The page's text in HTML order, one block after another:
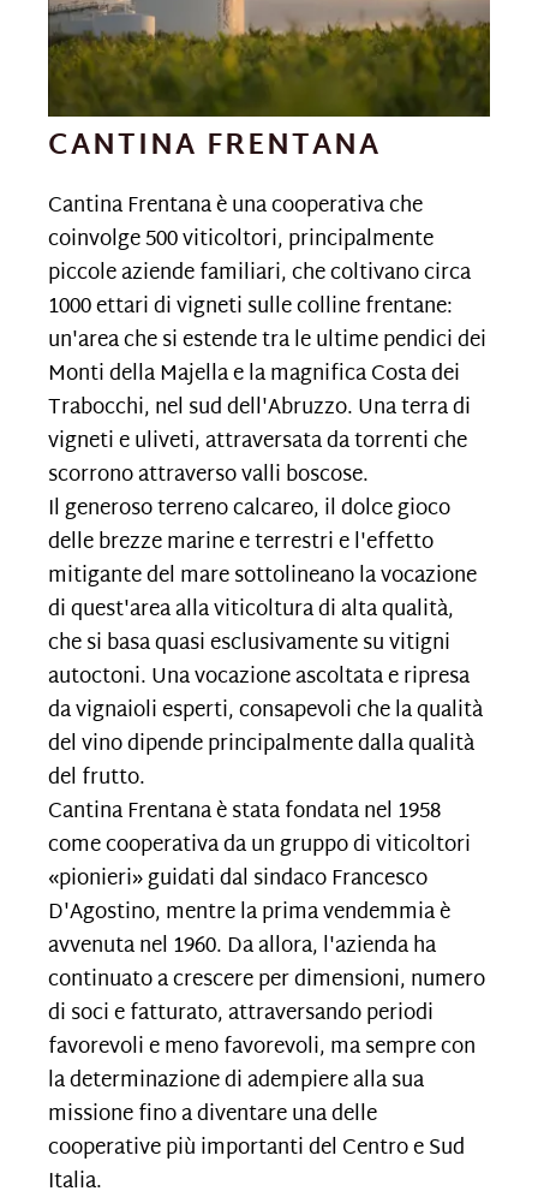
CANTINA FRENTANA
Cantina Frentana è una cooperativa che
coinvolge 500 viticoltori, principalmente
piccole aziende familiari, che coltivano circa
1000 ettari di vigneti sulle colline frentane:
un'area che si estende tra le ultime pendici dei
Monti della Majella e la magnifica Costa dei
Trabocchi, nel sud dell'Abruzzo. Una terra di
vigneti e uliveti, attraversata da torrenti che
scorrono attraverso valli boscose.
Il generoso terreno calcareo, il dolce gioco
delle brezze marine e terrestri e l'effetto
mitigante del mare sottolineano la vocazione
di quest'area alla viticoltura di alta qualità,
che si basa quasi esclusivamente su vitigni
autoctoni. Una vocazione ascoltata e ripresa
da vignaioli esperti, consapevoli che la qualità
del vino dipende principalmente dalla qualità
del frutto.
Cantina Frentana è stata fondata nel 1958
come cooperativa da un gruppo di viticoltori
«pionieri» guidati dal sindaco Francesco
D'Agostino, mentre la prima vendemmia è
avvenuta nel 1960. Da allora, l'azienda ha
continuato a crescere per dimensioni, numero
di soci e fatturato, attraversando periodi
favorevoli e meno favorevoli, ma sempre con
la determinazione di adempiere alla sua
missione fino a diventare una delle
cooperative più importanti del Centro e Sud
Italia.